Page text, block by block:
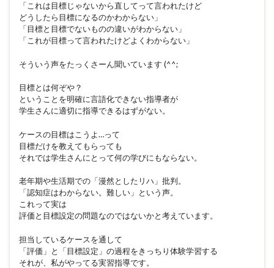
「これは目標じゃないから直してって言われたけど
どうしたら目標になるのかわからない」
「目標と目標でないものの違いがわからない」
「これが目標って言われたけどよくわからない」
そういう声をたっくさーん聞いています (^^;
目標とは何ぞや？
ということを明確に言語化できない指導者が
学生さんに適切に指導できるはずがない。
ケースの目標はこうよ…って
目標だけを教えてもらっても
それでは学生さんにとって何の学びにもならない。
老年期や生活期での「漫然としたリハ」批判。
「認知症はわからない。難しい」という声。
これって実は
評価と目標設定の問題なのではないかと考えています。
担当しているケースを通して
「評価」と「目標設定」の過程をきっちり体験学習する
それが、私がやってる実習指導です。